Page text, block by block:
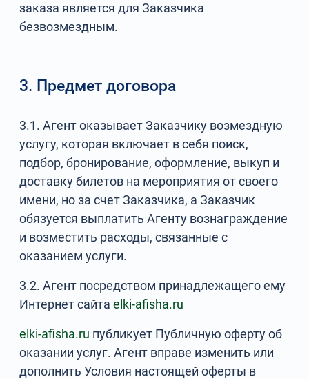
заказа является для Заказчика
безвозмездным.
3. Предмет договора
3.1. Агент оказывает Заказчику возмездную
услугу, которая включает в себя поиск,
подбор, бронирование, оформление, выкуп и
доставку билетов на мероприятия от своего
имени, но за счет Заказчика, а Заказчик
обязуется выплатить Агенту вознаграждение
и возместить расходы, связанные с
оказанием услуги.
3.2. Агент посредством принадлежащего ему
Интернет сайтаelki-afisha.ru
elki-afisha.ru публикует Публичную оферту об
оказании услуг. Агент вправе изменить или
дополнить Условия настоящей оферты в